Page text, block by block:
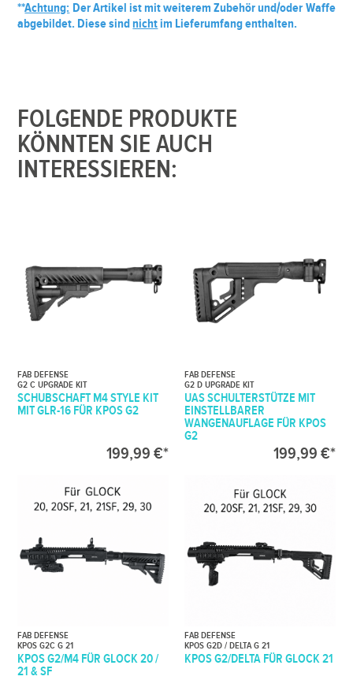
**Achtung: Der Artikel ist mit weiterem Zubehör und/oder Waffe
abgebildet. Diese sindnichtim Lieferumfang enthalten.
FOLGENDE PRODUKTE
KÖNNTEN SIE AUCH
INTERESSIEREN:
FAB DEFENSE
G2 C UPGRADE KIT
SCHUBSCHAFT M4 STYLE KIT
MIT GLR-16 FÜR KPOS G2
199,99 €*
FAB DEFENSE
G2 D UPGRADE KIT
UAS SCHULTERSTÜTZE MIT
EINSTELLBARER
WANGENAUFLAGE FÜR KPOS
G2
199,99 €*
FAB DEFENSE
KPOS G2C G 21
KPOS G2/M4 FÜR GLOCK 20 /
21 & SF
FAB DEFENSE
KPOS G2D / DELTA G 21
KPOS G2/DELTA FÜR GLOCK 21